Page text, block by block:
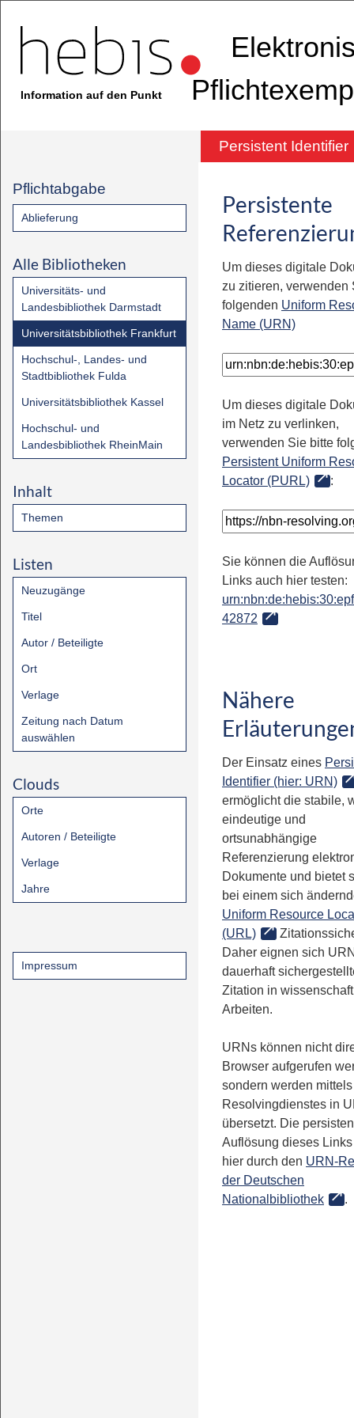
Information auf den Punkt
Persistent Identifier
Pflichtabgabe
Ablieferung
Alle Bibliotheken
Universitäts- und
Landesbibliothek Darmstadt
Universitätsbibliothek Frankfurt
Hochschul-, Landes- und
Stadtbibliothek Fulda
Universitätsbibliothek Kassel
Hochschul- und
Landesbibliothek RheinMain
Inhalt
Themen
Listen
Neuzugänge
Titel
Autor / Beteiligte
Ort
Verlage
Zeitung nach Datum
auswählen
Clouds
Orte
Autoren / Beteiligte
Verlage
Jahre
Impressum
Persistente
Um dieses digitale
zu zitieren, verwenden
folgenden Uniform
Name (URN)
Um dieses digitale
im Netz zu verlinken,
verwenden Sie bitte
Persistent Uniform
Locator (PURL)
:
Sie können die
Links auch hier testen:
42872
Nähere
Der Einsatz eines
Identifier (hier: URN)
ermöglicht die stabile,
eindeutige und
ortsunabhängige
Referenzierung
Dokumente und bietet
bei einem sich
Uniform Resource
(URL)
Daher eignen sich
dauerhaft
Zitation in
Arbeiten.
URNs können nicht
Browser aufgerufen
sondern werden
Resolvingdienstes in
übersetzt. Die
Auflösung dieses
hier durch den URN-
der Deutschen
Nationalbibliothek
.